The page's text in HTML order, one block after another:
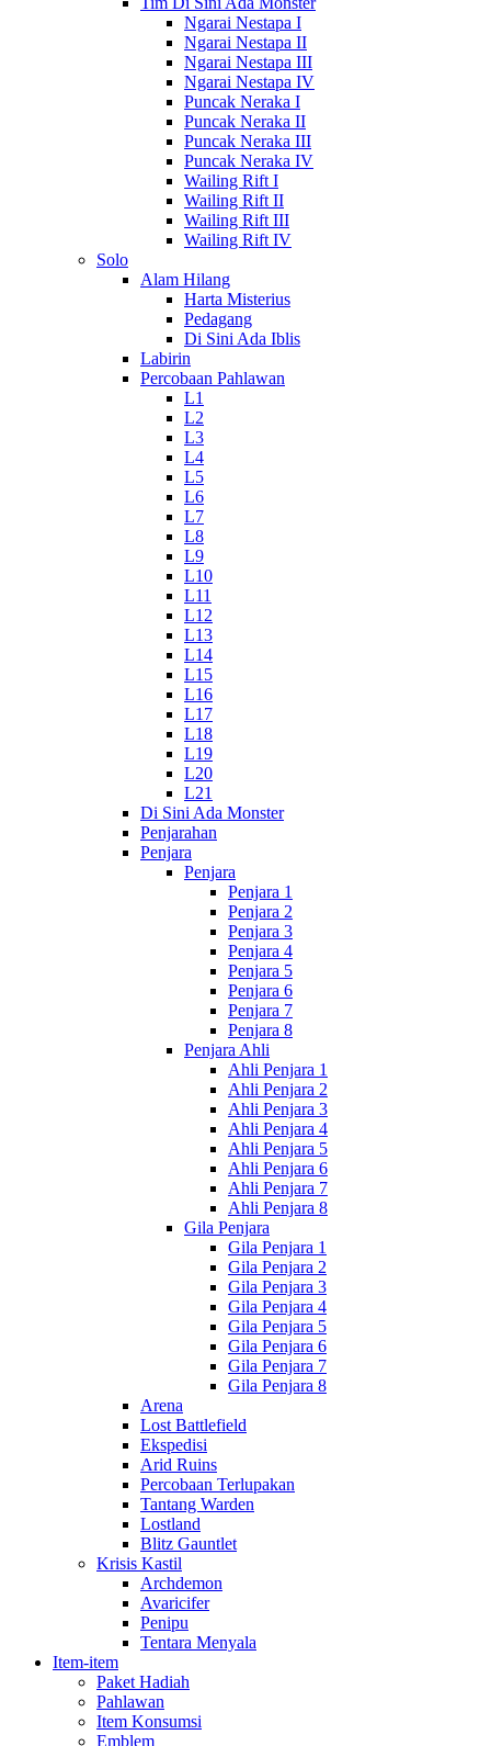
Ngarai Nestapa I
Ngarai Nestapa II
Ngarai Nestapa III
Ngarai Nestapa IV
Puncak Neraka I
Puncak Neraka II
Puncak Neraka III
Puncak Neraka IV
Wailing Rift I
Wailing Rift II
Wailing Rift III
Wailing Rift IV
Solo
Alam Hilang
Harta Misterius
Pedagang
Di Sini Ada Iblis
Labirin
Percobaan Pahlawan
L1
L2
L3
L4
L5
L6
L7
L8
L9
L10
L11
L12
L13
L14
L15
L16
L17
L18
L19
L20
L21
Di Sini Ada Monster
Penjarahan
Penjara
Penjara
Penjara 1
Penjara 2
Penjara 3
Penjara 4
Penjara 5
Penjara 6
Penjara 7
Penjara 8
Penjara Ahli
Ahli Penjara 1
Ahli Penjara 2
Ahli Penjara 3
Ahli Penjara 4
Ahli Penjara 5
Ahli Penjara 6
Ahli Penjara 7
Ahli Penjara 8
Gila Penjara
Gila Penjara 1
Gila Penjara 2
Gila Penjara 3
Gila Penjara 4
Gila Penjara 5
Gila Penjara 6
Gila Penjara 7
Gila Penjara 8
Arena
Lost Battlefield
Ekspedisi
Arid Ruins
Percobaan Terlupakan
Tantang Warden
Lostland
Blitz Gauntlet
Krisis Kastil
Archdemon
Avaricifer
Penipu
Tentara Menyala
Item-item
Paket Hadiah
Pahlawan
Item Konsumsi
Emblem